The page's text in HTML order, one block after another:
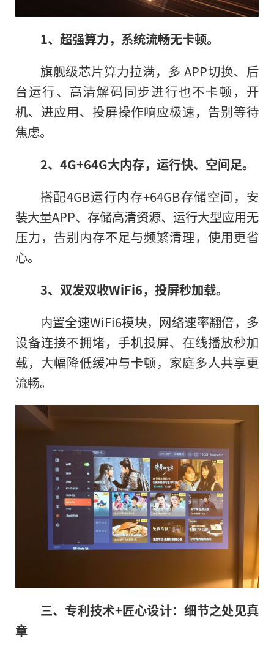
1、超强算力，系统流畅无卡顿。
旗舰级芯片算力拉满，多 APP切换、后
台运行、高清解码同步进行也不卡顿，开
机、进应用、投屏操作响应极速，告别等待
焦虑。
2、4G+64G大内存，运行快、空间足。
搭配4GB运行内存+64GB存储空间，安
装大量APP、存储高清资源、运行大型应用无
压力，告别内存不足与频繁清理，使用更省
心。
3、双发双收WiFi6，投屏秒加载。
内置全速WiFi6模块，网络速率翻倍，多
设备连接不拥堵，手机投屏、在线播放秒加
载，大幅降低缓冲与卡顿，家庭多人共享更
流畅。
三、专利技术+匠心设计：细节之处见真
章